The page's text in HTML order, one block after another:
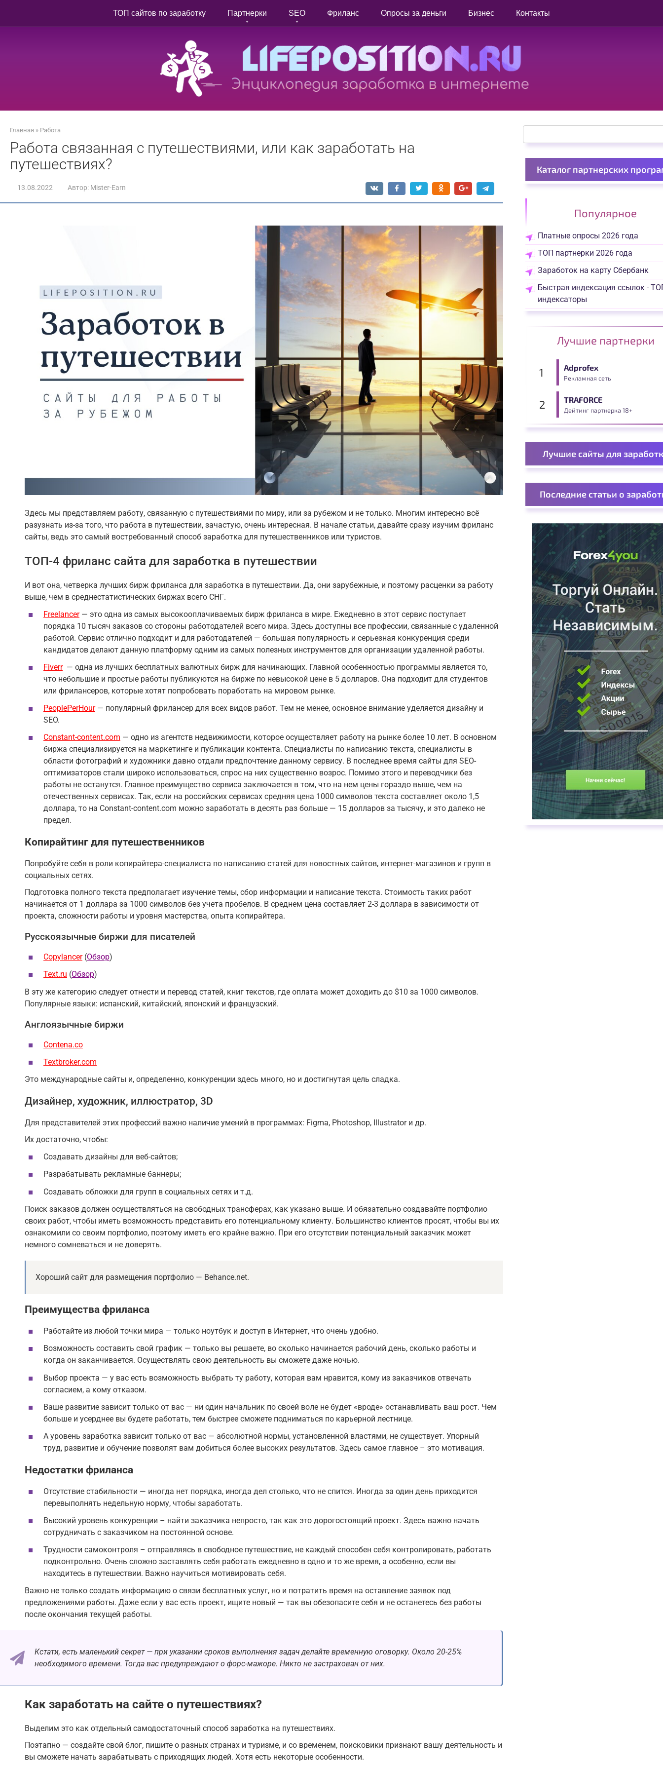
контенту
ТОП сайтов по заработку Партнерки SEO Фриланс Опросы за деньги Бизнес Контакты
Главная » Работа
Работа связанная с путешествиями, или как заработать на
путешествиях?
13.08.2022 Автор: Mister-Earn
Здесь мы представляем работу, связанную с путешествиями по миру, или за рубежом и не только. Многим интересно всё
разузнать из-за того, что работа в путешествии, зачастую, очень интересная. В начале статьи, давайте сразу изучим фриланс
сайты, ведь это самый востребованный способ заработка для путешественников или туристов.
ТОП-4 фриланс сайта для заработка в путешествии
И вот она, четверка лучших бирж фриланса для заработка в путешествии. Да, они зарубежные, и поэтому расценки за работу
выше, чем в среднестатистических биржах всего СНГ.
Freelancer— это одна из самых высокооплачиваемых бирж фриланса в мире. Ежедневно в этот сервис поступает
порядка 10 тысяч заказов со стороны работодателей всего мира. Здесь доступны все профессии, связанные с удаленной
работой. Сервис отлично подходит и для работодателей — большая популярность и серьезная конкуренция среди
кандидатов делают данную платформу одним из самых полезных инструментов для организации удаленной работы.
Fiverr— одна из лучших бесплатных валютных бирж для начинающих. Главной особенностью программы является то,
что небольшие и простые работы публикуются на бирже по невысокой цене в 5 долларов. Она подходит для студентов
или фрилансеров, которые хотят попробовать поработать на мировом рынке.
PeoplePerHour— популярный фрилансер для всех видов работ. Тем не менее, основное внимание уделяется дизайну и
SEO.
Constant-content.com — одно из агентств недвижимости, которое осуществляет работу на рынке более 10 лет. В основном
биржа специализируется на маркетинге и публикации контента. Специалисты по написанию текста, специалисты в
области фотографий и художники давно отдали предпочтение данному сервису. В последнее время сайты для SEO-
оптимизаторов стали широко использоваться, спрос на них существенно возрос. Помимо этого и переводчики без
работы не останутся. Главное преимущество сервиса заключается в том, что на нем цены гораздо выше, чем на
отечественных сервисах. Так, если на российских сервисах средняя цена 1000 символов текста составляет около 1,5
доллара, то на Constant-content.com можно заработать в десять раз больше — 15 долларов за тысячу, и это далеко не
предел.
Копирайтинг для путешественников
Попробуйте себя в роли копирайтера-специалиста по написанию статей для новостных сайтов, интернет-магазинов и групп в
социальных сетях.
Подготовка полного текста предполагает изучение темы, сбор информации и написание текста. Стоимость таких работ
начинается от 1 доллара за 1000 символов без учета пробелов. В среднем цена составляет 2-3 доллара в зависимости от
проекта, сложности работы и уровня мастерства, опыта копирайтера.
Русскоязычные биржи для писателей
Copylancer(Обзор)
Text.ru (Обзор)
В эту же категорию следует отнести и перевод статей, книг текстов, где оплата может доходить до $10 за 1000 символов.
Популярные языки: испанский, китайский, японский и французский.
Англоязычные биржи
Contena.co
Textbroker.com
Это международные сайты и, определенно, конкуренции здесь много, но и достигнутая цель сладка.
Дизайнер, художник, иллюстратор, 3D
Для представителей этих профессий важно наличие умений в программах: Figma, Photoshop, Illustrator и др.
Их достаточно, чтобы:
Создавать дизайны для веб-сайтов;
Разрабатывать рекламные баннеры;
Создавать обложки для групп в социальных сетях и т.д.
Поиск заказов должен осуществляться на свободных трансферах, как указано выше. И обязательно создавайте портфолио
своих работ, чтобы иметь возможность представить его потенциальному клиенту. Большинство клиентов просят, чтобы вы их
ознакомили со своим портфолио, поэтому иметь его крайне важно. При его отсутствии потенциальный заказчик может
немного сомневаться и не доверять.
Хороший сайт для размещения портфолио — Behance.net.
Преимущества фриланса
Работайте из любой точки мира — только ноутбук и доступ в Интернет, что очень удобно.
Возможность составить свой график — только вы решаете, во сколько начинается рабочий день, сколько работы и
когда он заканчивается. Осуществлять свою деятельность вы сможете даже ночью.
Выбор проекта — у вас есть возможность выбрать ту работу, которая вам нравится, кому из заказчиков отвечать
согласием, а кому отказом.
Ваше развитие зависит только от вас — ни один начальник по своей воле не будет «вроде» останавливать ваш рост. Чем
больше и усерднее вы будете работать, тем быстрее сможете подниматься по карьерной лестнице.
А уровень заработка зависит только от вас — абсолютной нормы, установленной властями, не существует. Упорный
труд, развитие и обучение позволят вам добиться более высоких результатов. Здесь самое главное – это мотивация.
Недостатки фриланса
Отсутствие стабильности — иногда нет порядка, иногда дел столько, что не спится. Иногда за один день приходится
перевыполнять недельную норму, чтобы заработать.
Высокий уровень конкуренции – найти заказчика непросто, так как это дорогостоящий проект. Здесь важно начать
сотрудничать с заказчиком на постоянной основе.
Трудности самоконтроля – отправляясь в свободное путешествие, не каждый способен себя контролировать, работать
подконтрольно. Очень сложно заставлять себя работать ежедневно в одно и то же время, а особенно, если вы
находитесь в путешествии. Важно научиться мотивировать себя.
Важно не только создать информацию о связи бесплатных услуг, но и потратить время на оставление заявок под
предложениями работы. Даже если у вас есть проект, ищите новый — так вы обезопасите себя и не останетесь без работы
после окончания текущей работы.
Кстати, есть маленький секрет — при указании сроков выполнения задач делайте временную оговорку. Около 20-25%
необходимого времени. Тогда вас предупреждают о форс-мажоре. Никто не застрахован от них.
Как заработать на сайте о путешествиях?
Выделим это как отдельный самодостаточный способ заработка на путешествиях.
Поэтапно — создайте свой блог, пишите о разных странах и туризме, и со временем, поисковики признают вашу деятельность и
вы сможете начать зарабатывать с приходящих людей. Хотя есть некоторые особенности.
Каталог партнерских
Популярное
Платные опросы 2026 года
ТОП партнерки 2026 года
Заработок на карту Сбербанк
Быстрая индексация ссылок -
индексаторы
Лучшие партнерки
Adprofex
Рекламная сеть
TRAFORCE
Дейтинг партнерка 18+
Лучшие сайты для
Последние статьи о